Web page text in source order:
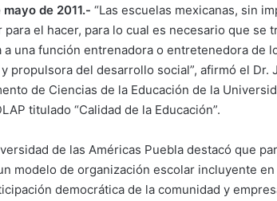
de 2011.- “Las escuelas mexicanas, sin
el hacer, para lo cual es necesario que se
a una función entrenadora o entretenedora de
propulsora del desarrollo social”, afirmó el Dr.
de Ciencias de la Educación de la
titulado “Calidad de la Educación”.
de las Américas Puebla destacó que
modelo de organización escolar incluyente
democrática de la comunidad y